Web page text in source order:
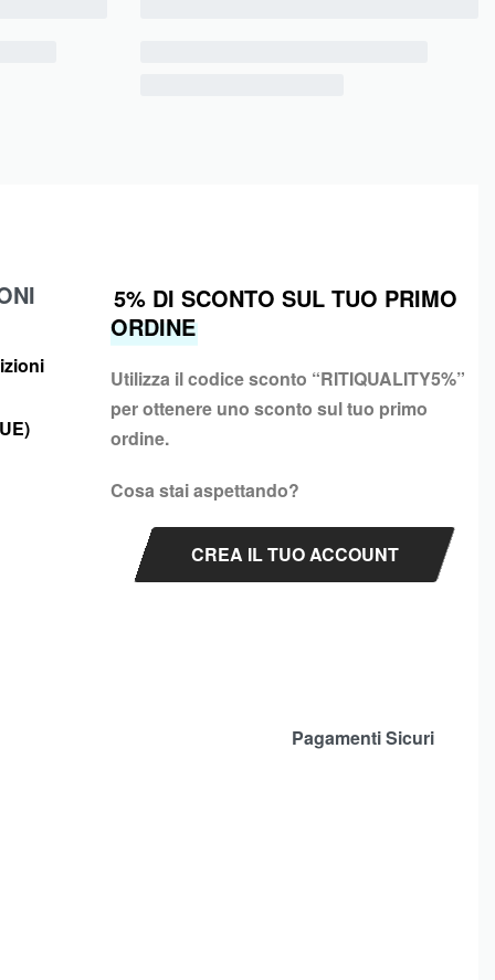
5% DI SCONTO SUL TUO PRIMO
ORDINE
Utilizza il codice sconto “RITIQUALITY5%”
per ottenere uno sconto sul tuo primo
ordine.
Cosa stai aspettando?
CREA IL TUO ACCOUNT
Pagamenti Sicuri